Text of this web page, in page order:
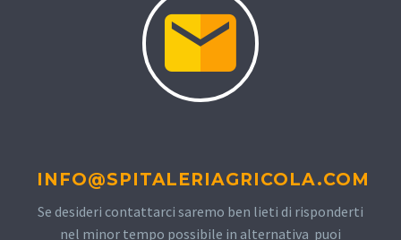
INFO@SPITALERIAGRICOLA.COM
Se desideri contattarci saremo ben lieti di risponderti
nel minor tempo possibile in alternativa puoi